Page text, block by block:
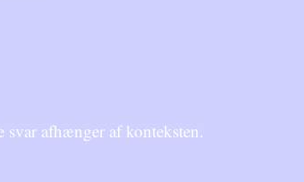
afhænger af konteksten.